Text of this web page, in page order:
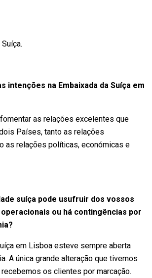
intenções na Embaixada da Suíça em
as relações excelentes que
Países, tanto as relações
as relações políticas, económicas e
suíça pode usufruir dos vossos
ou há contingências por
em Lisboa esteve sempre aberta
A única grande alteração que tivemos
os clientes por marcação.